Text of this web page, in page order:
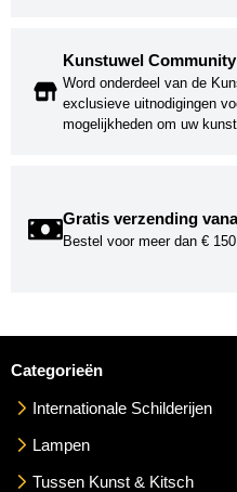
Kunstuwel Community
Word onderdeel van de
exclusieve uitnodigingen
mogelijkheden om uw
Gratis verzending
Bestel voor meer dan €
Categorieën
Internationale Schilderijen
Lampen
Tussen Kunst & Kitsch